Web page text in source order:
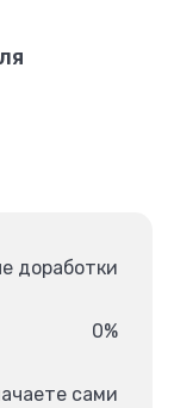
доработки
0%
сами